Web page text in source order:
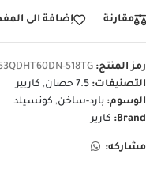
مقارنة إضافة الى
رمز المنتج: 518TG
التصنيفات: 7.5 حصان , كاريير
الوسوم: بارد-ساخن, كونسيلد
Brand:
كارير
مشاركه: